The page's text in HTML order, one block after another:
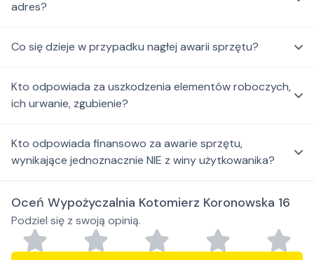
adres?
Co się dzieje w przypadku nagłej awarii sprzętu?
Kto odpowiada za uszkodzenia elementów roboczych,
ich urwanie, zgubienie?
Kto odpowiada finansowo za awarie sprzętu,
wynikające jednoznacznie NIE z winy użytkowanika?
Oceń Wypożyczalnia Kotomierz Koronowska 16
Podziel się z swoją opinią.